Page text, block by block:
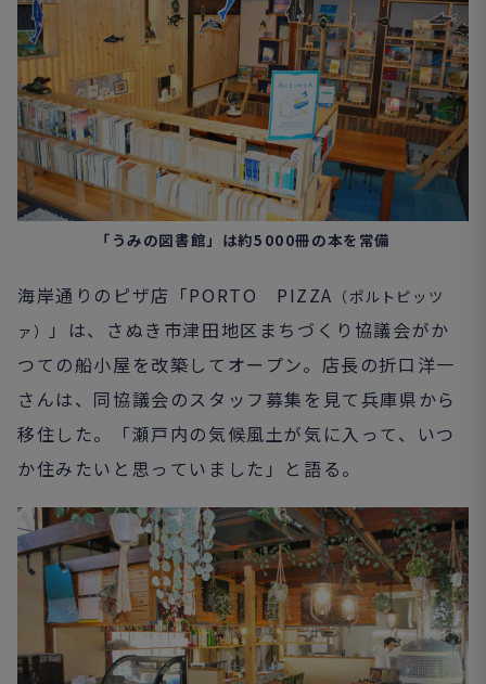
「うみの図書館」は約5000冊の本を常備
海岸通りのピザ店「PORTO PIZZA （ポルトピッツ
ァ）
」は、さぬき市津田地区まちづくり協議会がか
つての船小屋を改築してオープン。店長の折口洋一
さんは、同協議会のスタッフ募集を見て兵庫県から
移住した。「瀬戸内の気候風土が気に入って、いつ
か住みたいと思っていました」と語る。